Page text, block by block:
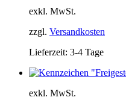
exkl. MwSt.
zzgl. Versandkosten
Lieferzeit: 3-4 Tage
exkl. MwSt.